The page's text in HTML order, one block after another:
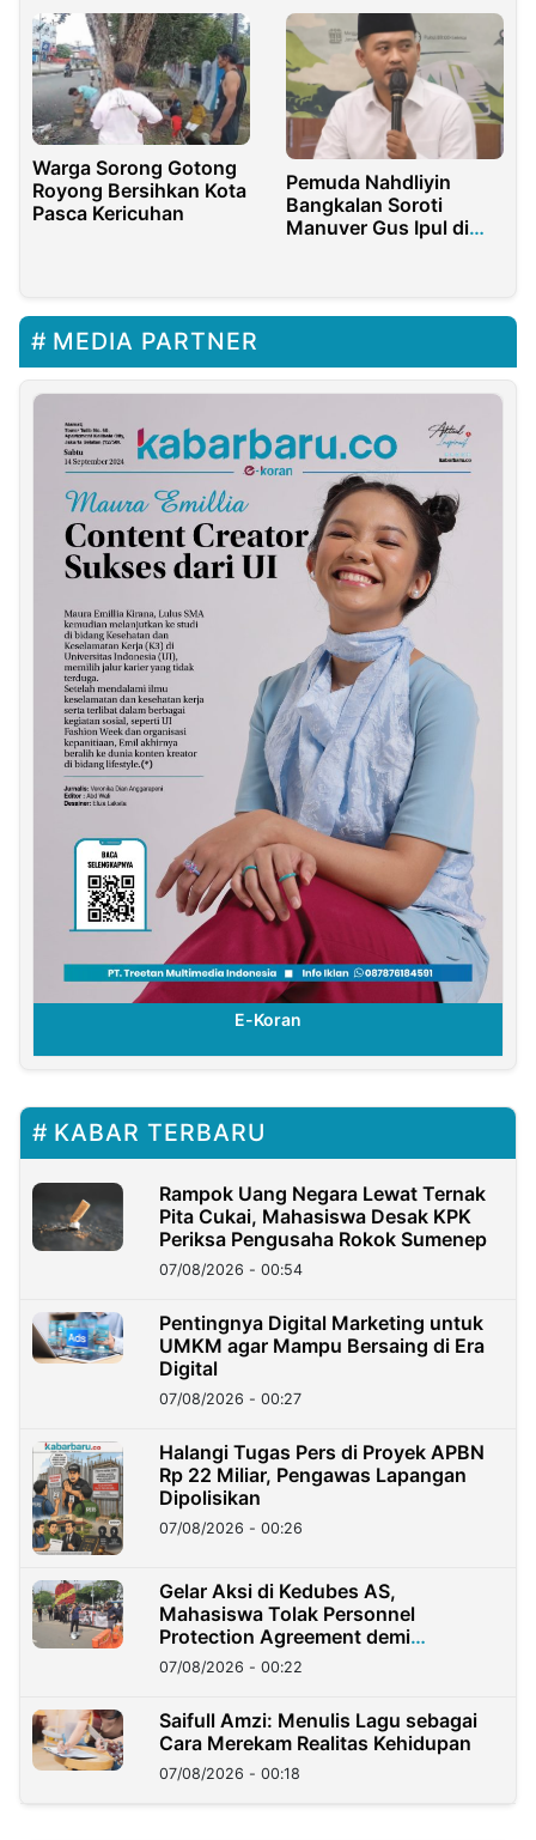
Warga Sorong Gotong
Royong Bersihkan Kota
Pasca Kericuhan
Pemuda Nahdliyin
Bangkalan Soroti
Manuver Gus Ipul di
Masyayikh NU!
MEDIA PARTNER
E-Koran
KABAR TERBARU
Rampok Uang Negara Lewat Ternak
Pita Cukai, Mahasiswa Desak KPK
Periksa Pengusaha Rokok Sumenep
07/08/2026 - 00:54
Pentingnya Digital Marketing untuk
UMKM agar Mampu Bersaing di Era
Digital
07/08/2026 - 00:27
Halangi Tugas Pers di Proyek APBN
Rp 22 Miliar, Pengawas Lapangan
Dipolisikan
07/08/2026 - 00:26
Gelar Aksi di Kedubes AS,
Mahasiswa Tolak Personnel
Protection Agreement demi
Kedaulatan Negara
07/08/2026 - 00:22
Saifull Amzi: Menulis Lagu sebagai
Cara Merekam Realitas Kehidupan
07/08/2026 - 00:18